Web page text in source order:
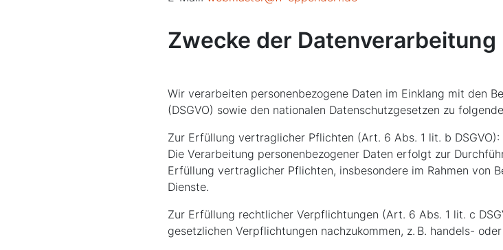
Zwecke der
Wir verarbeiten personenbezogene Daten im Einklang mit den
(DSGVO) sowie den nationalen Datenschutzgesetzen zu
Zur Erfüllung vertraglicher Pflichten (Art. 6 Abs. 1 lit. b DSGVO):
Die Verarbeitung personenbezogener Daten erfolgt zur
Erfüllung vertraglicher Pflichten, insbesondere im Rahmen von
Dienste.
Zur Erfüllung rechtlicher Verpflichtungen (Art. 6 Abs. 1 lit. c
gesetzlichen Verpflichtungen nachzukommen, z. B. handels-